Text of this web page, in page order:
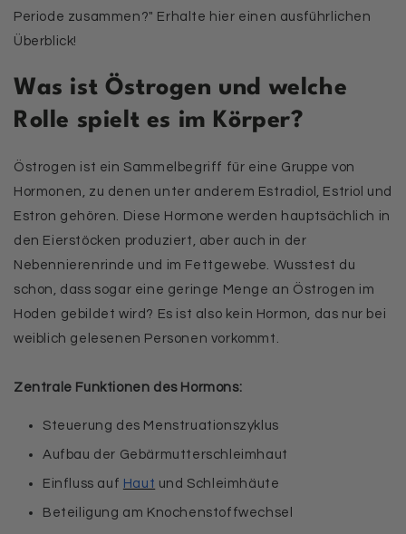
Periode zusammen?" Erhalte hier einen ausführlichen
Überblick!
Was ist Östrogen und welche
Rolle spielt es im Körper?
Östrogen ist ein Sammelbegriff für eine Gruppe von
Hormonen, zu denen unter anderem Estradiol, Estriol und
Estron gehören. Diese Hormone werden hauptsächlich in
den Eierstöcken produziert, aber auch in der
Nebennierenrinde und im Fettgewebe. Wusstest du
schon, dass sogar eine geringe Menge an Östrogen im
Hoden gebildet wird? Es ist also kein Hormon, das nur bei
weiblich gelesenen Personen vorkommt.
Zentrale Funktionen des Hormons:
Steuerung des Menstruationszyklus
Aufbau der Gebärmutterschleimhaut
Einfluss auf Haut und Schleimhäute
Beteiligung am Knochenstoffwechsel